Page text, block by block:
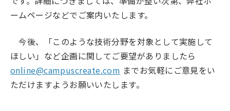
ームページなどでご案内いたします。
今後、「このような技術分野を対象として実施して
ほしい」など企画に関してご要望がありましたら
online@campuscreate.com までお気軽にご意見をい
ただけますようお願いいたします。